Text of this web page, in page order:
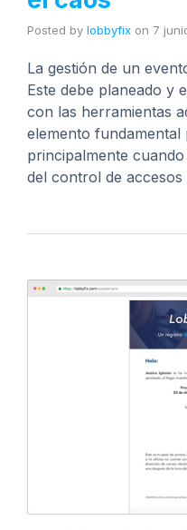
Posted by lobbyfix on 7
La gestión de un
Este debe planeado y
con las herramientas
elemento
principalmente
del control de